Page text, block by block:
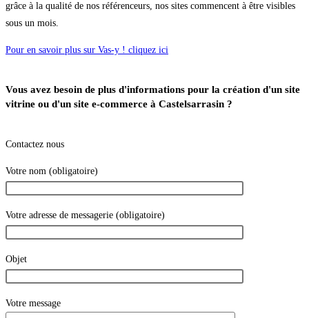
grâce à la qualité de nos référenceurs, nos sites commencent à être visibles
sous un mois.
Pour en savoir plus sur Vas-y ! cliquez ici
Vous avez besoin de plus d'informations pour la création d'un site
vitrine ou d'un site e-commerce à Castelsarrasin ?
Contactez nous
Votre nom (obligatoire)
Votre adresse de messagerie (obligatoire)
Objet
Votre message